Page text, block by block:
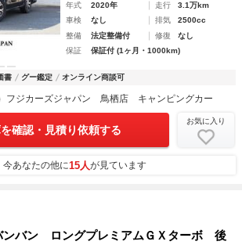
年式 2020年 走行
3.1万km
車検
なし 排気
2500cc
整備
法定整備付 修復
なし
保証
保証付 (1ヶ月・1000km)
書 グー鑑定 オンライン商談可
）フジカーズジャパン 鳥栖店 キャンピングカー
確認・見積り依頼する
お気に入り
今あなたの他に15人が見ています
ンバン ロングプレミアムＧＸターボ 後